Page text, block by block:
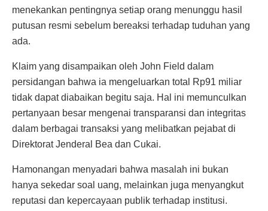
menekankan pentingnya setiap orang menunggu hasil
putusan resmi sebelum bereaksi terhadap tuduhan yang
ada.
Klaim yang disampaikan oleh John Field dalam
persidangan bahwa ia mengeluarkan total Rp91 miliar
tidak dapat diabaikan begitu saja. Hal ini memunculkan
pertanyaan besar mengenai transparansi dan integritas
dalam berbagai transaksi yang melibatkan pejabat di
Direktorat Jenderal Bea dan Cukai.
Hamonangan menyadari bahwa masalah ini bukan
hanya sekedar soal uang, melainkan juga menyangkut
reputasi dan kepercayaan publik terhadap institusi.